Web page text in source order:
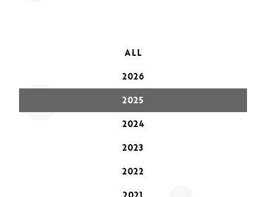
ALL
2026
2025
2024
2023
2022